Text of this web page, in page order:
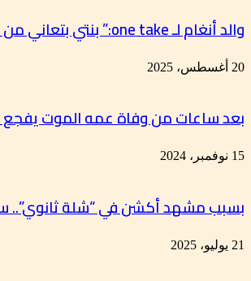
والد أنغام لـ one take:” بنتي بتعاني من ألم صعب ومحتاجه دعواتكم ”
20 أغسطس، 2025
بعد ساعات من وفاة عمه الموت يفجع
15 نوفمبر، 2024
بسبب مشهد أكشن في “شلة ثانوي”..
21 يوليو، 2025